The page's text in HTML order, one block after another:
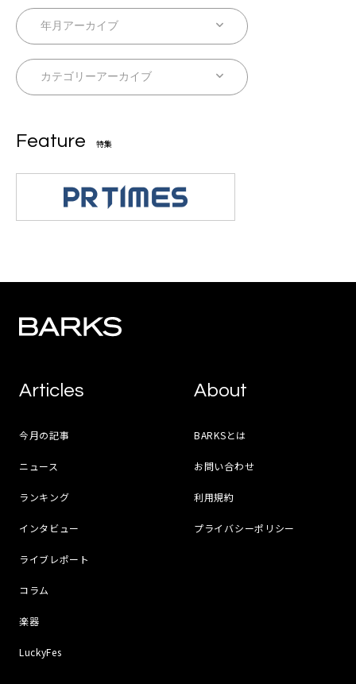
Feature 特集
Articles
今月の記事
ニュース
ランキング
インタビュー
ライブレポート
コラム
楽器
LuckyFes
About
BARKSとは
お問い合わせ
利用規約
プライバシーポリシー